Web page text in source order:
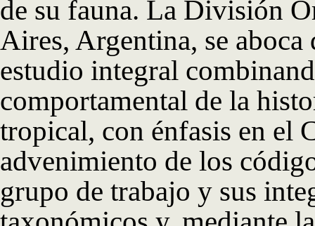
de su fauna. La División
Aires, Argentina, se aboca
estudio integral
comportamental de la
tropical, con énfasis en el
advenimiento de los
grupo de trabajo y sus